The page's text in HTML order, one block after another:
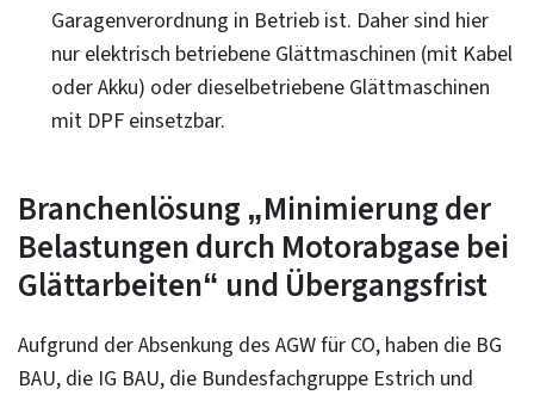
Garagenverordnung in Betrieb ist. Daher sind hier
nur elektrisch betriebene Glättmaschinen (mit Kabel
oder Akku) oder dieselbetriebene Glättmaschinen
mit DPF einsetzbar.
Branchenlösung „Minimierung der
Belastungen durch Motorabgase bei
Glättarbeiten“ und Übergangsfrist
Aufgrund der Absenkung des AGW für CO, haben die BG
BAU, die IG BAU, die Bundesfachgruppe Estrich und